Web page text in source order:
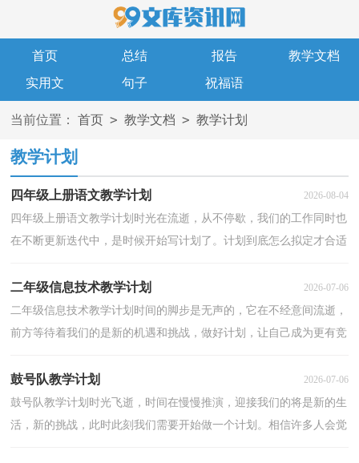
首页 总结 报告
教学文档
实用文
句子 祝福语
当前位置： 首页 > 教学文档 > 教学计划
教学计划
四年级上册语文教学计划 2026-08-04
四年级上册语文教学计划时光在流逝，从不停歇，我们的工作同时也
在不断更新迭代中，是时候开始写计划了。计划到底怎么拟定才合适
二年级信息技术教学计划 2026-07-06
二年级信息技术教学计划时间的脚步是无声的，它在不经意间流逝，
前方等待着我们的是新的机遇和挑战，做好计划，让自己成为更有竞
鼓号队教学计划 2026-07-06
鼓号队教学计划时光飞逝，时间在慢慢推演，迎接我们的将是新的生
活，新的挑战，此时此刻我们需要开始做一个计划。相信许多人会觉